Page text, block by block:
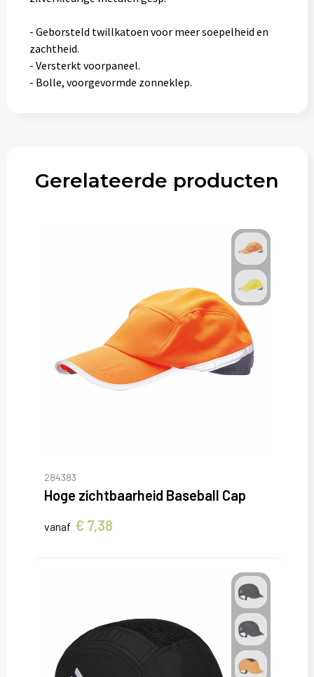
- Geborsteld twillkatoen voor meer soepelheid en
zachtheid.
- Versterkt voorpaneel.
- Bolle, voorgevormde zonneklep.
Gerelateerde producten
284383
Hoge zichtbaarheid Baseball Cap
vanaf € 7,38